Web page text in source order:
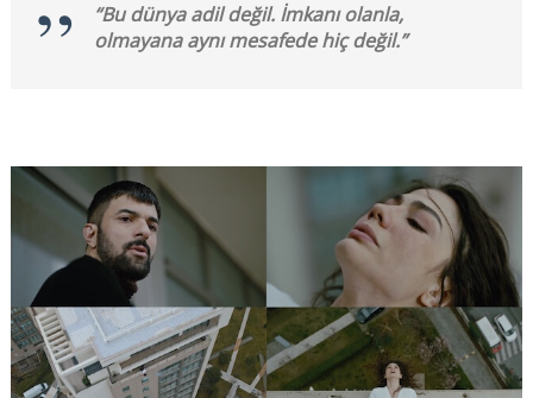
“Bu dünya adil değil. İmkanı olanla,
olmayana aynı mesafede hiç değil.”